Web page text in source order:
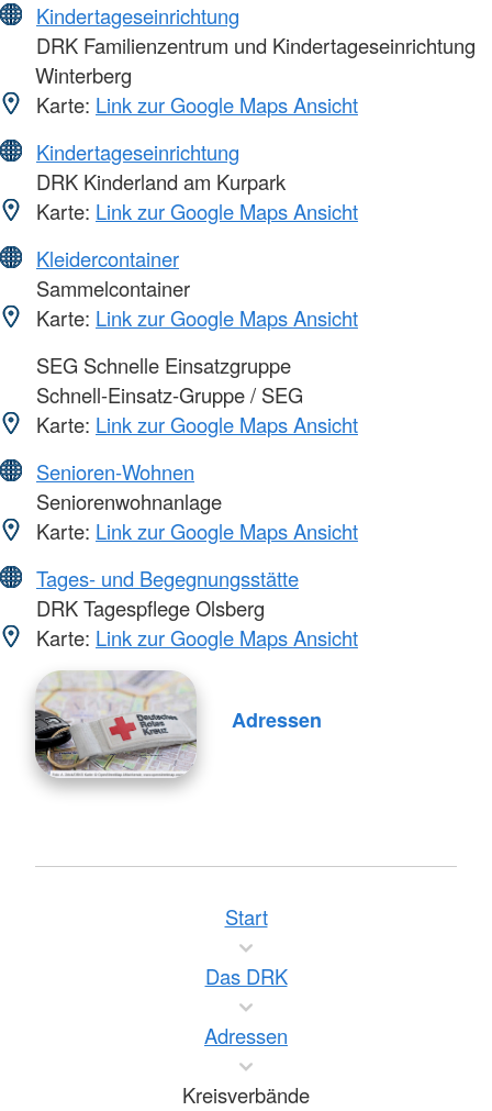
Kindertageseinrichtung
DRK Familienzentrum und Kindertageseinrichtung
Winterberg
Karte: Link zur Google Maps Ansicht
Kindertageseinrichtung
DRK Kinderland am Kurpark
Karte: Link zur Google Maps Ansicht
Kleidercontainer
Sammelcontainer
Karte: Link zur Google Maps Ansicht
SEG Schnelle Einsatzgruppe
Schnell-Einsatz-Gruppe / SEG
Karte: Link zur Google Maps Ansicht
Senioren-Wohnen
Seniorenwohnanlage
Karte: Link zur Google Maps Ansicht
Tages- und Begegnungsstätte
DRK Tagespflege Olsberg
Karte: Link zur Google Maps Ansicht
Adressen
Start
Das DRK
Adressen
Kreisverbände